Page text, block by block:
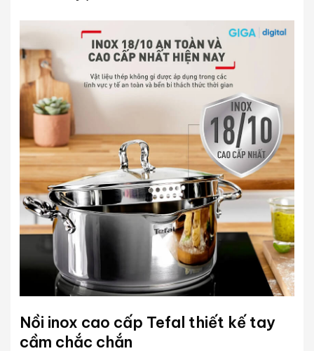
Nồi inox cao cấp Tefal thiết kế tay
cầm chắc chắn